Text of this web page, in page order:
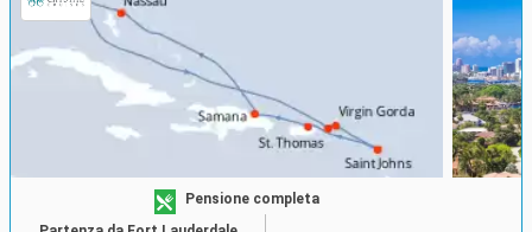
Pensione completa